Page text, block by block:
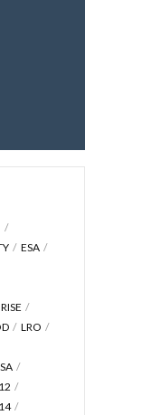
ESA
LRO